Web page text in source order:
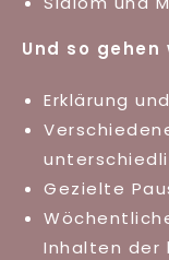
Und so gehen
Erklärung
Gezielte
Inhalten der